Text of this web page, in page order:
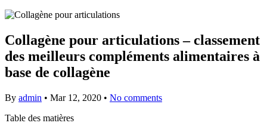
Collagène pour articulations – classement
des meilleurs compléments alimentaires à
base de collagène
By admin • Mar 12, 2020 • No comments
Table des matières